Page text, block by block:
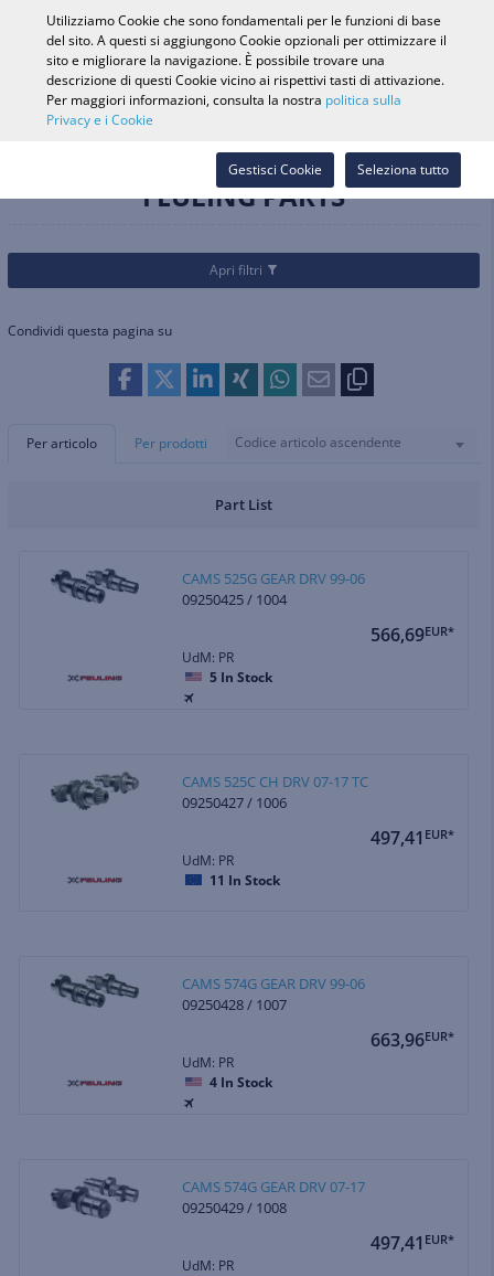
Ricerca veicolo
Cerca nel
Webshop
Accedi
Marchi FEULING PARTS
FEULING PARTS
Apri filtri
Condividi questa pagina su
Per articolo Per prodotti Codice articolo ascendente
Part List
CAMS 525G GEAR DRV 99-06
09250425 / 1004
566,69EUR*
UdM: PR
5 In Stock
CAMS 525C CH DRV 07-17 TC
09250427 / 1006
497,41 EUR*
UdM: PR
11 In Stock
CAMS 574G GEAR DRV 99-06
09250428 / 1007
663,96EUR*
UdM: PR
4 In Stock
CAMS 574G GEAR DRV 07-17
09250429 / 1008
497,41 EUR*
UdM: PR
Utilizziamo Cookie che sono fondamentali per le funzioni di base
del sito. A questi si aggiungono Cookie opzionali per ottimizzare il
sito e migliorare la navigazione. È possibile trovare una
descrizione di questi Cookie vicino ai rispettivi tasti di attivazione.
Per maggiori informazioni, consulta la nostra politica sulla
Privacy e i Cookie
Seleziona tutto
Gestisci Cookie